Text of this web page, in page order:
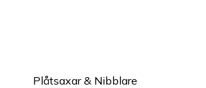
Plåtsaxar & Nibblare